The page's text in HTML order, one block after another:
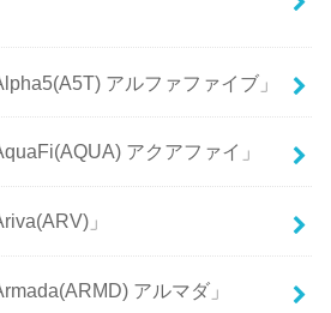
アルファファイブ」
アクアファイ」
」
アルマダ」